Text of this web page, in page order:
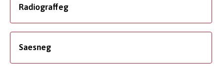
Radiograffeg
Saesneg